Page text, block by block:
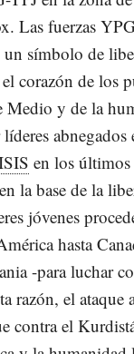
Las fuerzas
un símbolo de
corazón de los
Medio y de la
en los últimos
la base de la
jóvenes
hasta
-para luchar
razón, el ataque
contra el